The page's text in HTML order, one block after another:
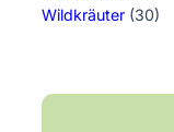
Wildkräuter (30)